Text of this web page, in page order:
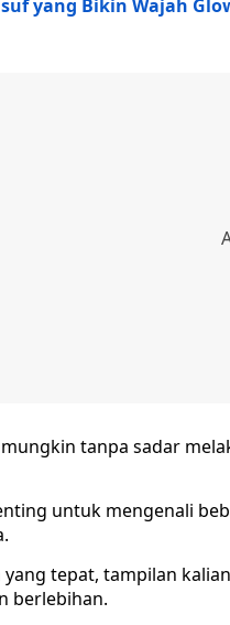
yang Bikin Wajah
tanpa sadar
untuk mengenali
tepat, tampilan
berlebihan.